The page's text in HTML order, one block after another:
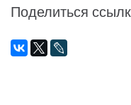
Поделиться